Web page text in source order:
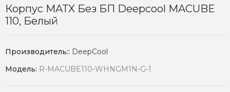
Корпус MATX Без БП Deepcool MACUBE
110, Белый
Производитель:: DeepCool
Модель: R-MACUBE110-WHNGM1N-G-1